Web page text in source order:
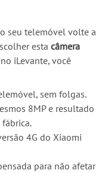
seu telemóvel volte a
esta câmera
no iLevante, você
sem folgas.
8MP e resultado
4G do Xiaomi
para não afetar